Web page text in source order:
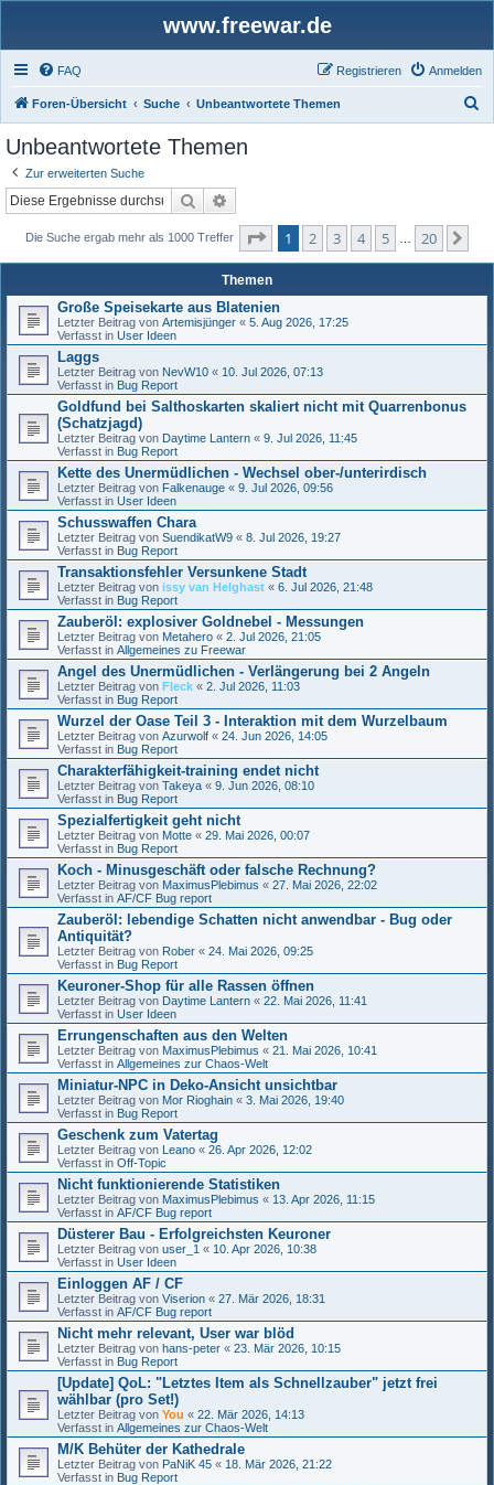
www.freewar.de
FAQ Anmelden
Registrieren
Foren-Übersicht Suche Unbeantwortete Themen
Unbeantwortete Themen
Zur erweiterten Suche
Suche
Die Suche ergab mehr als 1000 Treffer Seite von
1 2 3 4 5 20
Themen
Große Speisekarte aus Blatenien
Letzter Beitrag von Artemisjünger « 5. Aug 2026, 17:25
Verfasst in User Ideen
Laggs
Letzter Beitrag von NevW10 « 10. Jul 2026, 07:13
Verfasst in Bug Report
Goldfund bei Salthoskarten skaliert nicht mit Quarrenbonus
(Schatzjagd)
Letzter Beitrag von Daytime Lantern « 9. Jul 2026, 11:45
Verfasst in Bug Report
Kette des Unermüdlichen - Wechsel ober-/unterirdisch
Letzter Beitrag von Falkenauge « 9. Jul 2026, 09:56
Verfasst in User Ideen
Schusswaffen Chara
Letzter Beitrag von SuendikatW9 « 8. Jul 2026, 19:27
Verfasst in Bug Report
Transaktionsfehler Versunkene Stadt
Letzter Beitrag von issy van Helghast « 6. Jul 2026, 21:48
Verfasst in Bug Report
Zauberöl: explosiver Goldnebel - Messungen
Letzter Beitrag von Metahero « 2. Jul 2026, 21:05
Verfasst in Allgemeines zu Freewar
Angel des Unermüdlichen - Verlängerung bei 2 Angeln
Letzter Beitrag von Fleck « 2. Jul 2026, 11:03
Verfasst in Bug Report
Wurzel der Oase Teil 3 - Interaktion mit dem Wurzelbaum
Letzter Beitrag von Azurwolf « 24. Jun 2026, 14:05
Verfasst in Bug Report
Charakterfähigkeit-training endet nicht
Letzter Beitrag von Takeya « 9. Jun 2026, 08:10
Verfasst in Bug Report
Spezialfertigkeit geht nicht
Letzter Beitrag von Motte « 29. Mai 2026, 00:07
Verfasst in Bug Report
Koch - Minusgeschäft oder falsche Rechnung?
Letzter Beitrag von MaximusPlebimus « 27. Mai 2026, 22:02
Verfasst in AF/CF Bug report
Zauberöl: lebendige Schatten nicht anwendbar - Bug oder
Antiquität?
Letzter Beitrag von Rober « 24. Mai 2026, 09:25
Verfasst in Bug Report
Keuroner-Shop für alle Rassen öffnen
Letzter Beitrag von Daytime Lantern « 22. Mai 2026, 11:41
Verfasst in User Ideen
Errungenschaften aus den Welten
Letzter Beitrag von MaximusPlebimus « 21. Mai 2026, 10:41
Verfasst in Allgemeines zur Chaos-Welt
Miniatur-NPC in Deko-Ansicht unsichtbar
Letzter Beitrag von Mor Rioghain « 3. Mai 2026, 19:40
Verfasst in Bug Report
Geschenk zum Vatertag
Letzter Beitrag von Leano « 26. Apr 2026, 12:02
Verfasst in Off-Topic
Nicht funktionierende Statistiken
Letzter Beitrag von MaximusPlebimus « 13. Apr 2026, 11:15
Verfasst in AF/CF Bug report
Düsterer Bau - Erfolgreichsten Keuroner
Letzter Beitrag von user_1 « 10. Apr 2026, 10:38
Verfasst in User Ideen
Einloggen AF / CF
Letzter Beitrag von Viserion « 27. Mär 2026, 18:31
Verfasst in AF/CF Bug report
Nicht mehr relevant, User war blöd
Letzter Beitrag von hans-peter « 23. Mär 2026, 10:15
Verfasst in Bug Report
[Update] QoL: "Letztes Item als Schnellzauber" jetzt frei
wählbar (pro Set!)
Letzter Beitrag von You « 22. Mär 2026, 14:13
Verfasst in Allgemeines zur Chaos-Welt
M/K Behüter der Kathedrale
Letzter Beitrag von PaNiK 45 « 18. Mär 2026, 21:22
Verfasst in Bug Report